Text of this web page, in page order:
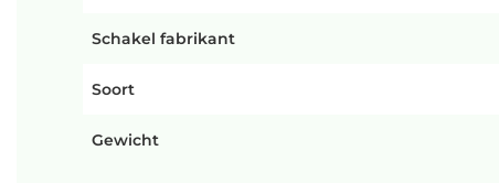
Schakel fabrikant
Soort
Gewicht